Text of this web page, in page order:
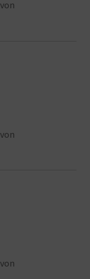
von
von
von